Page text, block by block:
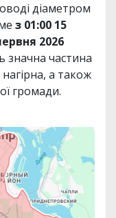
діаметром
з 01:00 15
2026
значна частина
а також
громади.